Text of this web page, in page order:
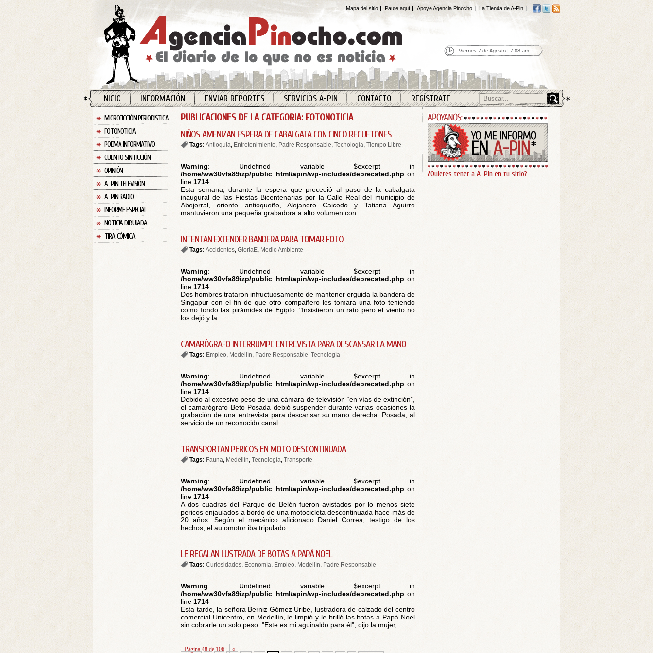
Mapa del sitio Paute aquí Apoye Agencia Pinocho La Tienda de A-Pin
Viernes 7 de Agosto | 7:08 am
INICIO INFORMACIÓN ENVIAR REPORTES SERVICIOS A-PIN CONTACTO REGÍSTRATE
MICROFICCIÓN PERIODÍSTICA
FOTONOTICIA
POEMA INFORMATIVO
CUENTO SIN FICCIÓN
OPINIÓN
A-PIN TELEVISIÓN
A-PIN RADIO
INFORME ESPECIAL
NOTICIA DIBUJADA
TIRA CÓMICA
PUBLICACIONES DE LA CATEGORIA: FOTONOTICIA
NIÑOS AMENIZAN ESPERA DE CABALGATA CON CINCO REGUETONES
Tags: Antioquia, Entretenimiento, Padre Responsable, Tecnología, Tiempo Libre
Warning: Undefined variable $excerpt in
/home/ww30vfa89izp/public_html/apin/wp-includes/deprecated.php on
line 1714
Esta semana, durante la espera que precedió al paso de la cabalgata
inaugural de las Fiestas Bicentenarias por la Calle Real del municipio de
Abejorral, oriente antioqueño, Alejandro Caicedo y Tatiana Aguirre
mantuvieron una pequeña grabadora a alto volumen con ...
INTENTAN EXTENDER BANDERA PARA TOMAR FOTO
Tags: Accidentes, GloriaE, Medio Ambiente
Warning: Undefined variable $excerpt in
/home/ww30vfa89izp/public_html/apin/wp-includes/deprecated.php on
line 1714
Dos hombres trataron infructuosamente de mantener erguida la bandera de
Singapur con el fin de que otro compañero les tomara una foto teniendo
como fondo las pirámides de Egipto. "Insistieron un rato pero el viento no
los dejó y la ...
CAMARÓGRAFO INTERRUMPE ENTREVISTA PARA DESCANSAR LA MANO
Tags: Empleo, Medellín, Padre Responsable, Tecnología
Warning: Undefined variable $excerpt in
/home/ww30vfa89izp/public_html/apin/wp-includes/deprecated.php on
line 1714
Debido al excesivo peso de una cámara de televisión “en vías de extinción”,
el camarógrafo Beto Posada debió suspender durante varias ocasiones la
grabación de una entrevista para descansar su mano derecha. Posada, al
servicio de un reconocido canal ...
TRANSPORTAN PERICOS EN MOTO DESCONTINUADA
Tags: Fauna, Medellín, Tecnología, Transporte
Warning: Undefined variable $excerpt in
/home/ww30vfa89izp/public_html/apin/wp-includes/deprecated.php on
line 1714
A dos cuadras del Parque de Belén fueron avistados por lo menos siete
pericos enjaulados a bordo de una motocicleta descontinuada hace más de
20 años. Según el mecánico aficionado Daniel Correa, testigo de los
hechos, el automotor iba tripulado ...
LE REGALAN LUSTRADA DE BOTAS A PAPÁ NOEL
Tags: Curiosidades, Economía, Empleo, Medellín, Padre Responsable
Warning: Undefined variable $excerpt in
/home/ww30vfa89izp/public_html/apin/wp-includes/deprecated.php on
line 1714
Esta tarde, la señora Berniz Gómez Uribe, lustradora de calzado del centro
comercial Unicentro, en Medellín, le limpió y le brilló las botas a Papá Noel
sin cobrarle un solo peso. "Este es mi aguinaldo para él", dijo la mujer, ...
Página 48 de 106 «
¿Quieres tener a A-Pin en tu sitio?